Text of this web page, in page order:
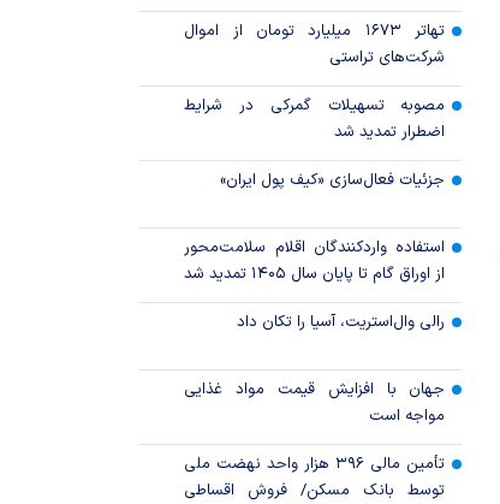
تهاتر ۱۶۷۳ میلیارد تومان از اموال
شرکت‌های تراستی
مصوبه تسهیلات گمرکی در شرایط
اضطرار تمدید شد
جزئیات فعال‌سازی «کیف پول ایران»
استفاده واردکنندگان اقلام سلامت‌محور
از اوراق گام تا پایان سال ۱۴۰۵ تمدید شد
رالی وال‌استریت، آسیا را تکان داد
جهان با افزایش قیمت مواد غذایی
مواجه است
تأمین مالی ۳۹۶ هزار واحد نهضت ملی
توسط بانک مسکن/ فروش اقساطی